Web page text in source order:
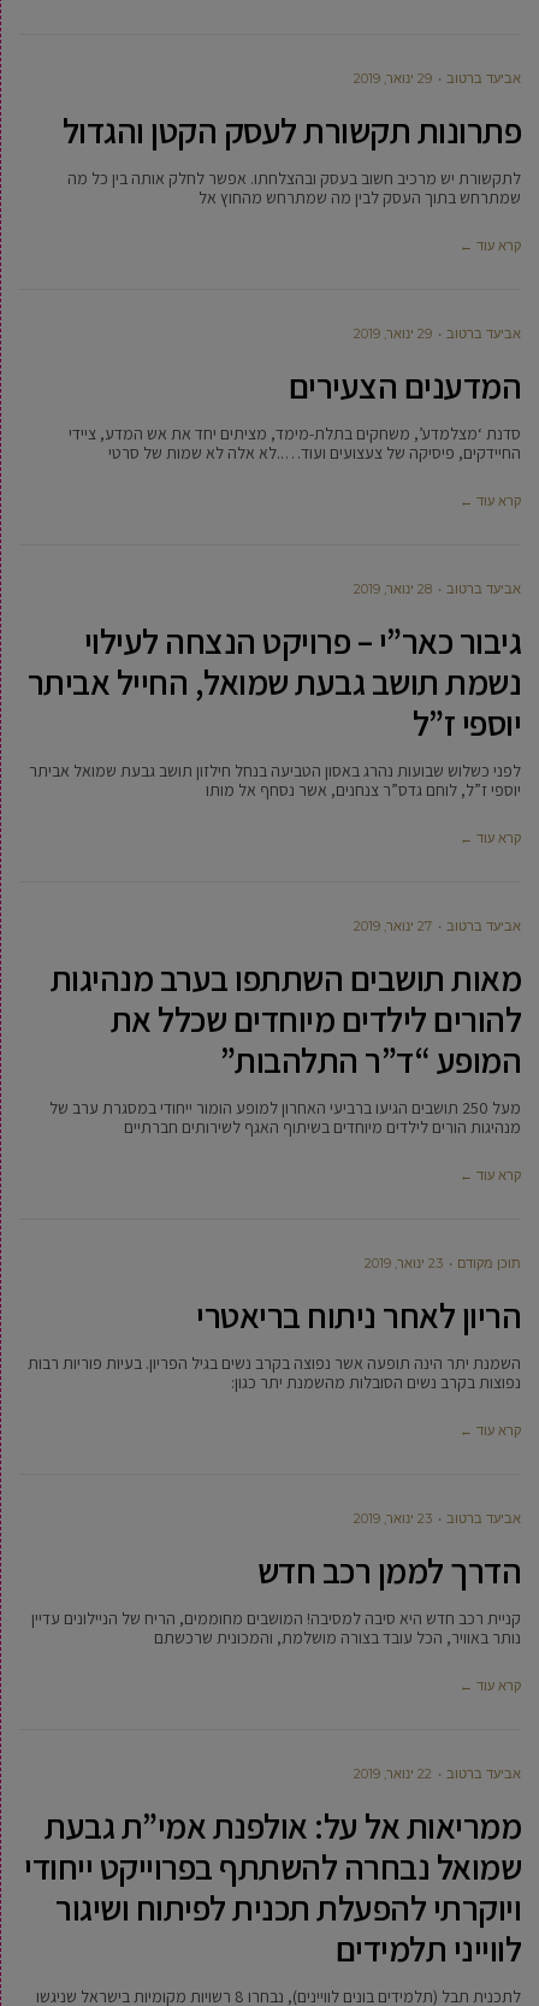
אביעד ברטוב 29 ינואר, 2019
פתרונות תקשורת לעסק הקטן והגדול
לתקשורת יש מרכיב חשוב בעסק ובהצלחתו. אפשר לחלק אותה בין כל מה
שמתרחש בתוך העסק לבין מה שמתרחש מהחוץ אל
קרא עוד ←
אביעד ברטוב 29 ינואר, 2019
המדענים הצעירים
סדנת ‘מצלמדע’, משחקים בתלת-מימד, מציתים יחד את אש המדע, ציידי
החיידקים, פיסיקה של צעצועים ועוד…..לא אלה לא שמות של סרטי
קרא עוד ←
אביעד ברטוב 28 ינואר, 2019
גיבור כאר”י – פרויקט הנצחה לעילוי
נשמת תושב גבעת שמואל, החייל אביתר
יוספי ז”ל
לפני כשלוש שבועות נהרג באסון הטביעה בנחל חילזון תושב גבעת שמואל אביתר
יוספי ז”ל, לוחם גדס”ר צנחנים, אשר נסחף אל מותו
קרא עוד ←
אביעד ברטוב 27 ינואר, 2019
מאות תושבים השתתפו בערב מנהיגות
להורים לילדים מיוחדים שכלל את
המופע “ד”ר התלהבות”
מעל 250 תושבים הגיעו ברביעי האחרון למופע הומור ייחודי במסגרת ערב של
מנהיגות הורים לילדים מיוחדים בשיתוף האגף לשירותים חברתיים
קרא עוד ←
תוכן מקודם 23 ינואר, 2019
הריון לאחר ניתוח בריאטרי
השמנת יתר הינה תופעה אשר נפוצה בקרב נשים בגיל הפריון. בעיות פוריות רבות
נפוצות בקרב נשים הסובלות מהשמנת יתר כגון:
קרא עוד ←
אביעד ברטוב 23 ינואר, 2019
הדרך לממן רכב חדש
קניית רכב חדש היא סיבה למסיבה! המושבים מחוממים, הריח של הניילונים עדיין
נותר באוויר, הכל עובד בצורה מושלמת, והמכונית שרכשתם
קרא עוד ←
אביעד ברטוב 22 ינואר, 2019
ממריאות אל על: אולפנת אמי”ת גבעת
שמואל נבחרה להשתתף בפרוייקט ייחודי
ויוקרתי להפעלת תכנית לפיתוח ושיגור
לווייני תלמידים
לתכנית תבל (תלמידים בונים לוויינים), נבחרו 8 רשויות מקומיות בישראל שניגשו